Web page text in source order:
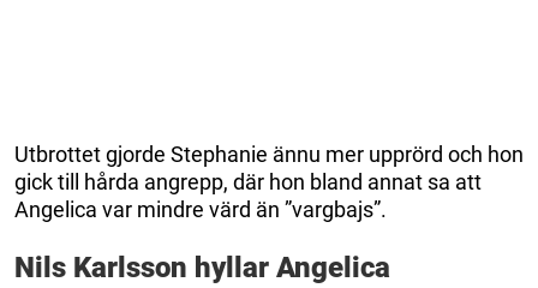
Utbrottet gjorde Stephanie ännu mer upprörd och hon
gick till hårda angrepp, där hon bland annat sa att
Angelica var mindre värd än ”vargbajs”.
Nils Karlsson hyllar Angelica